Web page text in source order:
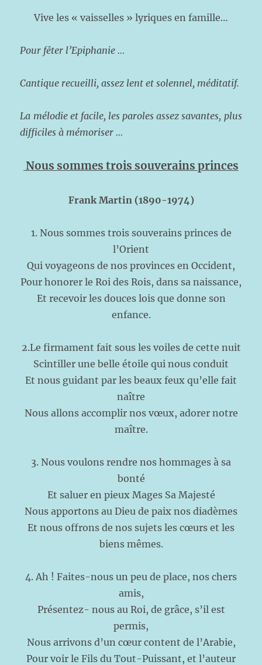
Vive les « vaisselles » lyriques en famille…
Pour fêter l’Epiphanie …
Cantique recueilli, assez lent et solennel, méditatif.
La mélodie et facile, les paroles assez savantes, plus
difficiles à mémoriser …
Nous sommes trois souverains princes
Frank Martin (1890-1974)
1. Nous sommes trois souverains princes de
l’Orient
Qui voyageons de nos provinces en Occident,
Pour honorer le Roi des Rois, dans sa naissance,
Et recevoir les douces lois que donne son
enfance.
2.Le firmament fait sous les voiles de cette nuit
Scintiller une belle étoile qui nous conduit
Et nous guidant par les beaux feux qu’elle fait
naître
Nous allons accomplir nos vœux, adorer notre
maître.
3. Nous voulons rendre nos hommages à sa
bonté
Et saluer en pieux Mages Sa Majesté
Nous apportons au Dieu de paix nos diadèmes
Et nous offrons de nos sujets les cœurs et les
biens mêmes.
4. Ah ! Faites-nous un peu de place, nos chers
amis,
Présentez- nous au Roi, de grâce, s’il est
permis,
Nous arrivons d’un cœur content de l’Arabie,
Pour voir le Fils du Tout-Puissant, et l’auteur